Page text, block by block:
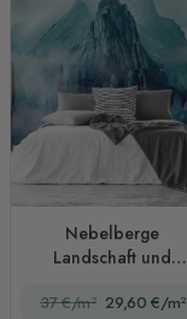
Nebelberge
Landschaft und
Fototapete
37 €/m² 29,60 €/m²